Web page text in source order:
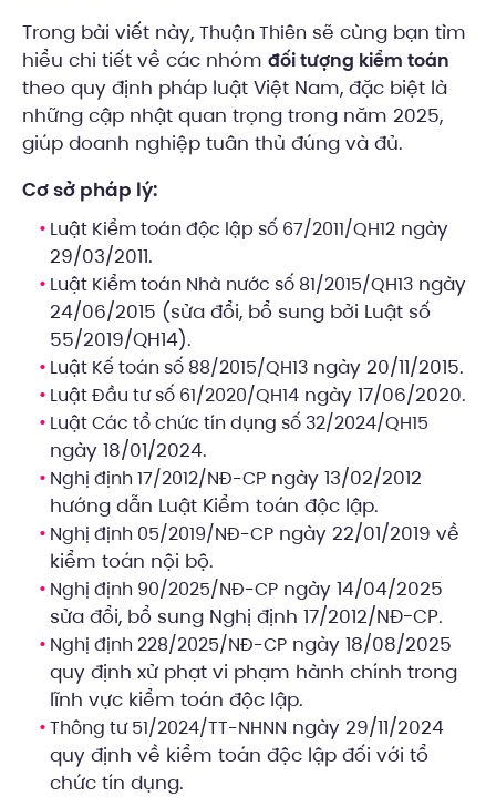
Trong bài viết này, Thuận Thiên sẽ cùng bạn tìm
hiểu chi tiết về các nhóm đối tượng kiểm toán
theo quy định pháp luật Việt Nam, đặc biệt là
những cập nhật quan trọng trong năm 2025,
giúp doanh nghiệp tuân thủ đúng và đủ.
Cơ sở pháp lý:
Luật Kiểm toán độc lập số 67/2011/QH12 ngày
29/03/2011.
Luật Kiểm toán Nhà nước số 81/2015/QH13 ngày
24/06/2015 (sửa đổi, bổ sung bởi Luật số
55/2019/QH14).
Luật Kế toán số 88/2015/QH13 ngày 20/11/2015.
Luật Đầu tư số 61/2020/QH14 ngày 17/06/2020.
Luật Các tổ chức tín dụng số 32/2024/QH15
ngày 18/01/2024.
Nghị định 17/2012/NĐ-CP ngày 13/02/2012
hướng dẫn Luật Kiểm toán độc lập.
Nghị định 05/2019/NĐ-CP ngày 22/01/2019 về
kiểm toán nội bộ.
Nghị định 90/2025/NĐ-CP ngày 14/04/2025
sửa đổi, bổ sung Nghị định 17/2012/NĐ-CP.
Nghị định 228/2025/NĐ-CP ngày 18/08/2025
quy định xử phạt vi phạm hành chính trong
lĩnh vực kiểm toán độc lập.
Thông tư 51/2024/TT-NHNN ngày 29/11/2024
quy định về kiểm toán độc lập đối với tổ
chức tín dụng.